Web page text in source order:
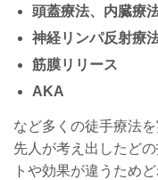
頭蓋療法、内臓療
神経リンパ反射療
筋膜リリース
AKA
など多くの徒手療法
先人が考え出したど
トや効果が違うため